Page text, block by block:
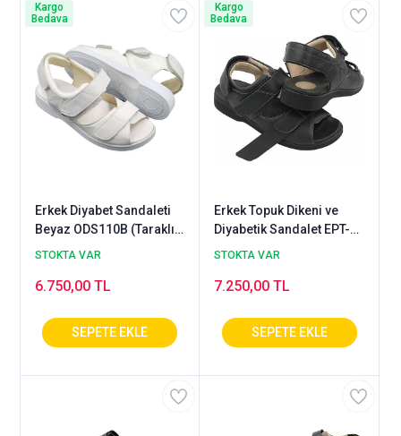
Erkek Diyabet Sandaleti
Beyaz ODS110B (Taraklı,
Şiş ve Ödemli Ayaklara)
STOKTA VAR
6.750,00 TL
Kargo
Bedava
Erkek Topuk Dikeni ve
Diyabetik Sandalet EPT-
ODS110
STOKTA VAR
7.250,00 TL
Kargo
Bedava